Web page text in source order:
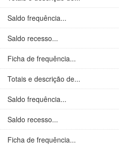
Saldo frequência...
Saldo recesso...
Ficha de frequência...
Totais e descrição de...
Saldo frequência...
Saldo recesso...
Ficha de frequência...